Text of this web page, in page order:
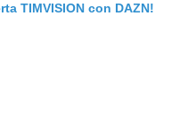
TIMVISION con DAZN!